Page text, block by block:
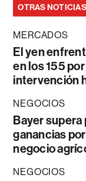
OTRAS
MERCADOS
El yen
en los 155
intervención
NEGOCIOS
Bayer
ganancias
negocio
NEGOCIOS